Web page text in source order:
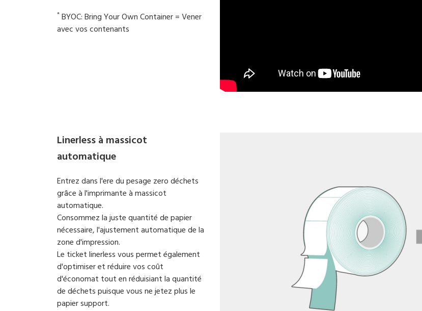
* BYOC: Bring Your Own Container = Vener
avec vos contenants
Linerless à massicot
automatique
Entrez dans l'ere du pesage zero déchets
grâce à l'imprimante à massicot
automatique.
Consommez la juste quantité de papier
nécessaire, l'ajustement automatique de la
zone d'impression.
Le ticket linerless vous permet également
d'optimiser et réduire vos coût
d'économat tout en réduisiant la quantité
de déchets puisque vous ne jetez plus le
papier support.